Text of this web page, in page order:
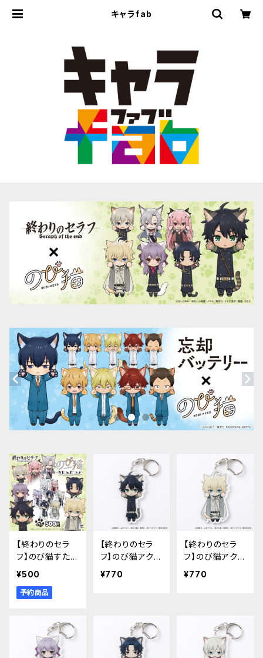
キャラfab
【終わりのセラ
フ】のび猫すたん
だっぷ
¥500
予約商品
【終わりのセラ
フ】のび猫アクリ
ルキーホルダー
¥770
【終わりのセラ
フ】のび猫アクリ
ルキーホルダー
¥770